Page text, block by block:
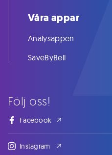
Följ oss!
Facebook
Instagram
Våra appar
Analysappen
SaveByBell